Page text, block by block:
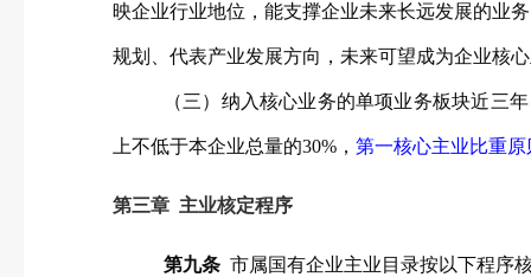
映企业行业地位，能支撑企业未来长远发展的业
规划、代表产业发展方向，未来可望成为企业核
（三）纳入核心业务的单项业务板块近三
上不低于本企业总量的30%， 第一核心主业比重原
第三章 主业核定程序
第九条 市属国有企业主业目录按以下程序